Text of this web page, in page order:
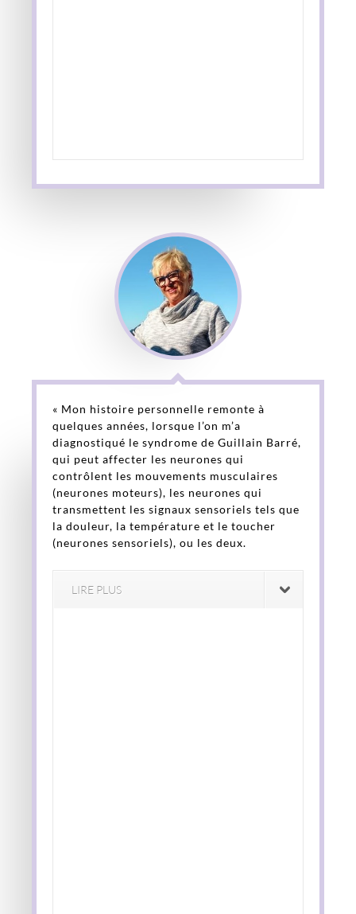
« Mon histoire personnelle remonte à
quelques années, lorsque l’on m’a
diagnostiqué le syndrome de Guillain Barré,
qui peut affecter les neurones qui
contrôlent les mouvements musculaires
(neurones moteurs), les neurones qui
transmettent les signaux sensoriels tels que
la douleur, la température et le toucher
(neurones sensoriels), ou les deux.
LIRE PLUS